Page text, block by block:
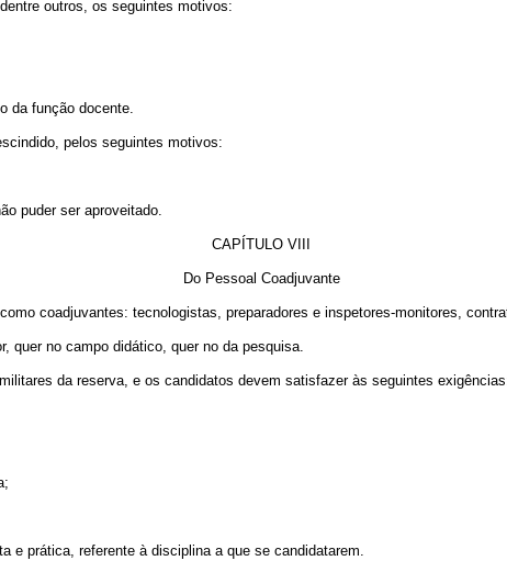
outros, os seguintes motivos:
da função docente.
pelos seguintes motivos:
puder ser aproveitado.
CAPÍTULO VIII
Do Pessoal Coadjuvante
coadjuvantes: tecnologistas, preparadores e inspetores-monitores,
quer no campo didático, quer no da pesquisa.
da reserva, e os candidatos devem satisfazer às seguintes
e prática, referente à disciplina a que se candidatarem.